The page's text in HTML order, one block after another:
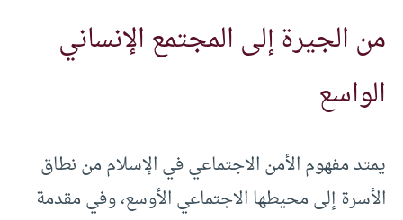
من الجيرة إلى المجتمع الإنساني
الواسع
يمتد مفهوم الأمن الاجتماعي في الإسلام من نطاق
الأسرة إلى محيطها الاجتماعي الأوسع، وفي مقدمة